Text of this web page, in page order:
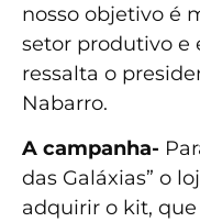
nosso objetivo é
setor produtivo e
ressalta o
Nabarro.
A campanha-
das Galáxias” o
adquirir o kit,